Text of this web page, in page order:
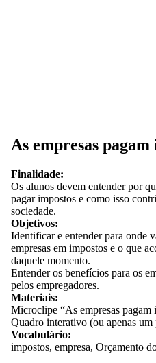
As empresas pagam
Finalidade:
Os alunos devem entender por
pagar impostos e como isso
sociedade.
Objetivos:
Identificar e entender para onde
empresas em impostos e o que
daquele momento.
Entender os benefícios para os
pelos empregadores.
Materiais:
Microclipe “As empresas pagam
Quadro interativo (ou apenas
Vocabulário:
impostos, empresa, Orçamento